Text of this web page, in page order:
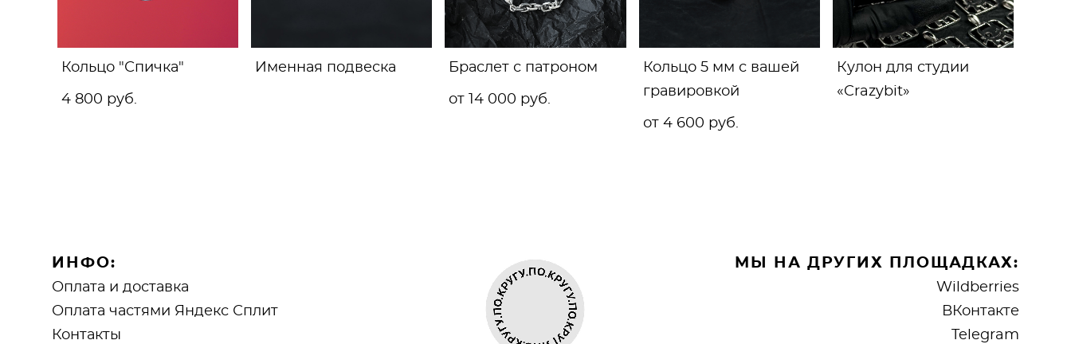
Кольцо "Спичка"
4 800 pуб.
Именная подвеска Браслет с патроном
от 14 000 pуб.
Кольцо 5 мм с вашей
гравировкой
от 4 600 pуб.
Кулон для студии
«Crazybit»
ИНФО:
Оплата и доставка
Оплата частями Яндекс Сплит
Контакты
МЫ НА ДРУГИХ ПЛОЩАДКАХ:
Wildberries
ВКонтакте
Telegram